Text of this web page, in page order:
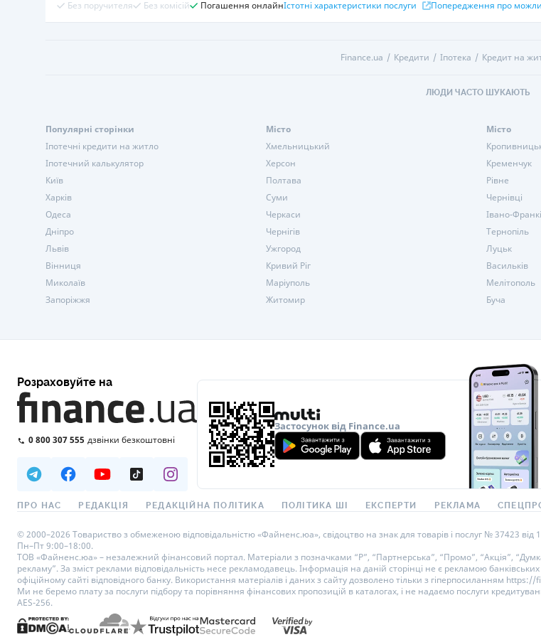
Без поручителя Без комісій Погашення онлайнІстотні характеристики послуги Попередження про
Finance.ua Кредити Іпотека Кредит на
ЛЮДИ ЧАСТО ШУКАЮТЬ
Популярні сторінки
Іпотечні кредити на житло
Іпотечний калькулятор
Київ
Харків
Одеса
Дніпро
Львів
Вінниця
Миколаїв
Запоріжжя
Місто
Хмельницький
Херсон
Полтава
Суми
Черкаси
Чернігів
Ужгород
Кривий Ріг
Маріуполь
Житомир
Місто
Кременчук
Рівне
Чернівці
Івано-
Тернопіль
Луцьк
Васильків
Мелітополь
Буча
Розраховуйте на
0 800 307 555 дзвінки безкоштовні
Застосунок від Finance.ua
ПРО НАС РЕДАКЦІЯ РЕДАКЦІЙНА ПОЛІТИКА ПОЛІТИКА ШІ ЕКСПЕРТИ РЕКЛАМА
© 2000–2026 Товариство з обмеженою відповідальністю «Файненс.юа», свідоцтво на знак для товарів і послуг № 37423
Пн–Пт 9:00–18:00.
ТОВ «Файненс.юа» – незалежний фінансовий портал. Матеріали з позначками “Р”, “Партнерська”, “Промо”, “Акція”,
рекламу”. За зміст реклами відповідальність несе рекламодавець. Інформація на даній сторінці не є рекламою
офіційному сайті відповідного банку. Використання матеріалів і даних з сайту дозволено тільки з гіперпосиланням https://
Ми не беремо плату за послуги підбору та порівняння фінансових пропозицій в каталогах, і не надаємо послуги
AES-256.